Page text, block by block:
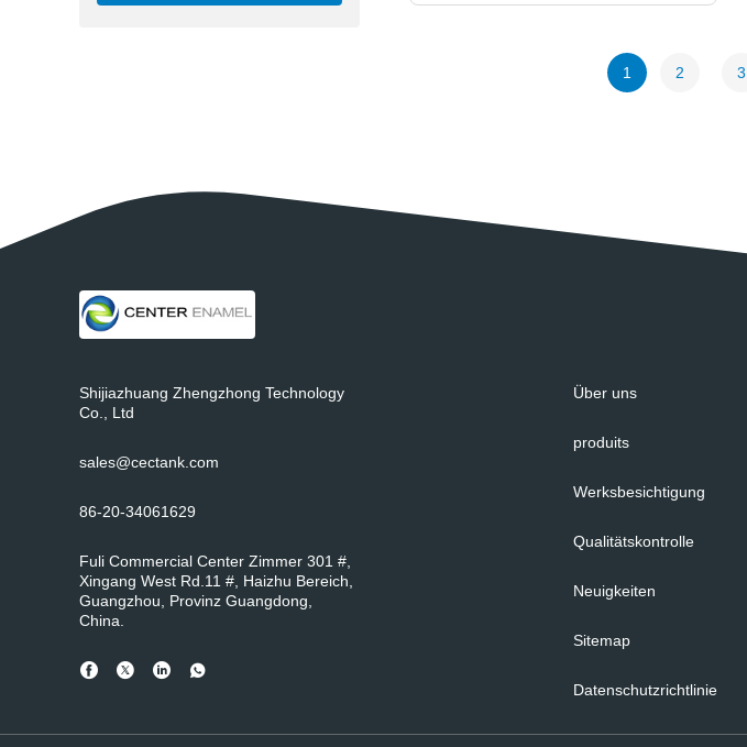
1 2 3
Shijiazhuang Zhengzhong Technology
Co., Ltd
sales@cectank.com
86-20-34061629
Fuli Commercial Center Zimmer 301 #,
Xingang West Rd.11 #, Haizhu Bereich,
Guangzhou, Provinz Guangdong,
China.
Über uns
produits
Werksbesichtigung
Qualitätskontrolle
Neuigkeiten
Sitemap
Datenschutzrichtlinie